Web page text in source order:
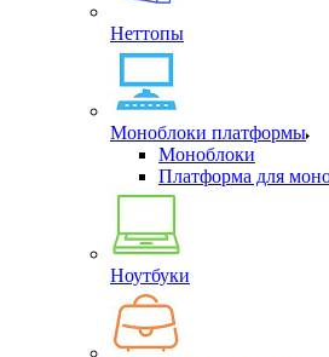
Неттопы
Моноблоки платформы
Моноблоки
Платформа для
Ноутбуки